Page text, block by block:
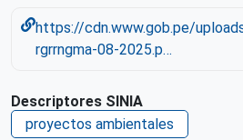
https://cdn.www.gob.pe/
rgrrngma-08-2025.p…
Descriptores SINIA
proyectos ambientales